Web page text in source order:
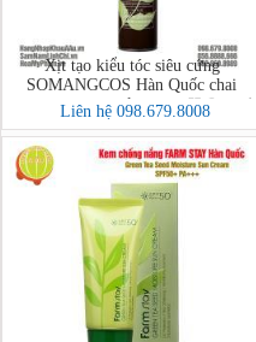
Xịt tạo kiểu tóc siêu cứng
SOMANGCOS Hàn Quốc chai
300ml hương Thảo Mộc (꽃을든남
자 헤나 초강력 스프레이 허브티)
Liên hệ 098.679.8008